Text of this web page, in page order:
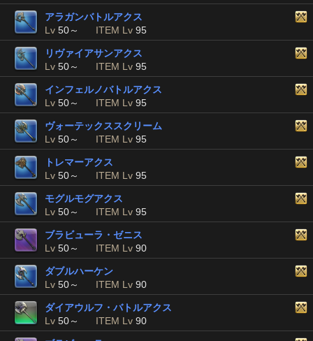
アラガンバトルアクス
Lv 50～ ITEM Lv 95
リヴァイアサンアクス
Lv 50～ ITEM Lv 95
インフェルノバトルアクス
Lv 50～ ITEM Lv 95
ヴォーテックススクリーム
Lv 50～ ITEM Lv 95
トレマーアクス
Lv 50～ ITEM Lv 95
モグルモグアクス
Lv 50～ ITEM Lv 95
ブラビューラ・ゼニス
Lv 50～ ITEM Lv 90
ダブルハーケン
Lv 50～ ITEM Lv 90
ダイアウルフ・バトルアクス
Lv 50～ ITEM Lv 90